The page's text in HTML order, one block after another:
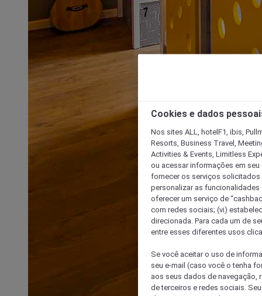
Cookies e dados
Nos sites ALL, hotelF1, ibis,
Resorts, Business Travel,
Activities & Events, Limitless
ou acessar informações em
fornecer os serviços solicitados
personalizar as
oferecer um serviço de
com redes sociais; (vi)
direcionada. Para cada um de
entre esses diferentes usos
Se você aceitar o uso de
seu e-mail (caso você o tenha
aos seus dados de navegação,
de terceiros e redes sociais.